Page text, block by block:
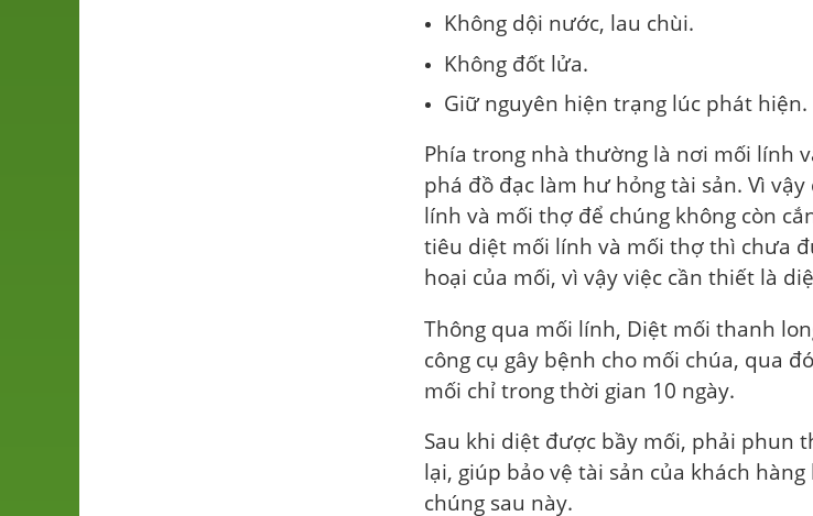
Không dội nước, lau chùi.
Không đốt lửa.
Giữ nguyên hiện trạng lúc phát hiện.
Phía trong nhà thường là nơi mối lính
phá đồ đạc làm hư hỏng tài sản. Vì
lính và mối thợ để chúng không còn
tiêu diệt mối lính và mối thợ thì chưa
hoại của mối, vì vậy việc cần thiết là
Thông qua mối lính, Diệt mối thanh
công cụ gây bệnh cho mối chúa, qua
mối chỉ trong thời gian 10 ngày.
Sau khi diệt được bầy mối, phải phun
lại, giúp bảo vệ tài sản của khách
chúng sau này.